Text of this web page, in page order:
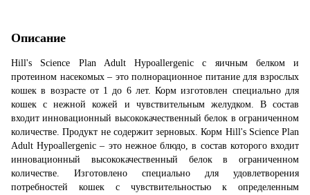
Описание
Hill's Science Plan Adult Hypoallergenic с яичным белком и
протеином насекомых – это полнорационное питание для взрослых
кошек в возрасте от 1 до 6 лет. Корм изготовлен специально для
кошек с нежной кожей и чувствительным желудком. В состав
входит инновационный высококачественный белок в ограниченном
количестве. Продукт не содержит зерновых. Корм Hill's Science Plan
Adult Hypoallergenic – это нежное блюдо, в состав которого входит
инновационный высококачественный белок в ограниченном
количестве. Изготовлено специально для удовлетворения
потребностей кошек с чувствительностью к определенным